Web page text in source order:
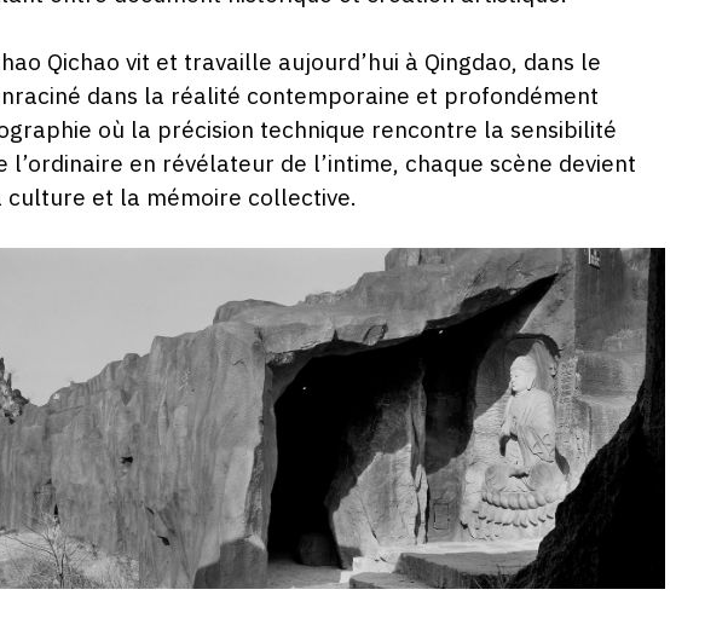
Qichao vit et travaille aujourd’hui à Qingdao, dans le
dans la réalité contemporaine et profondément
où la précision technique rencontre la sensibilité
en révélateur de l’intime, chaque scène devient
et la mémoire collective.